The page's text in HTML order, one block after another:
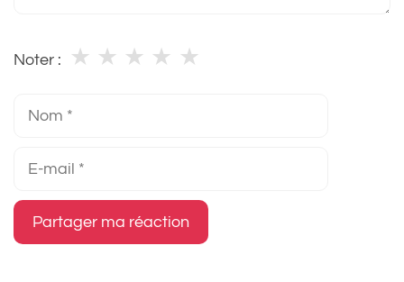
Noter : ★
★
★
★
★